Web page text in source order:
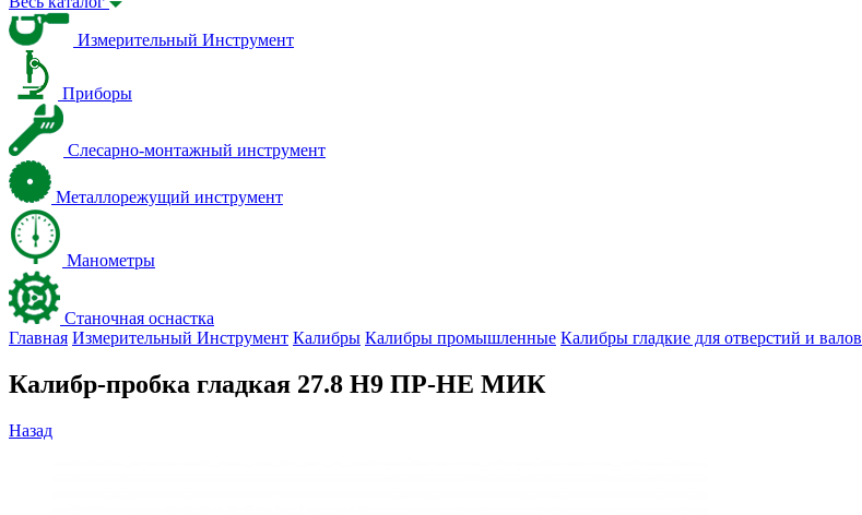
Измерительный Инструмент
Приборы
Слесарно-монтажный инструмент
Металлорежущий инструмент
Манометры
Станочная оснастка
Главная Измерительный Инструмент Калибры Калибры промышленные Калибры гладкие для отверстий и валов
Калибр-пробка гладкая 27.8 Н9 ПР-НЕ МИК
Назад